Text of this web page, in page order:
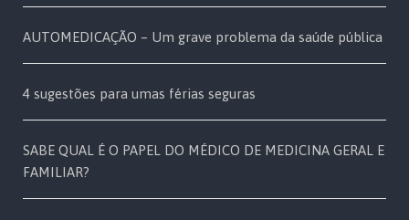
AUTOMEDICAÇÃO – Um grave problema da saúde pública
4 sugestões para umas férias seguras
SABE QUAL É O PAPEL DO MÉDICO DE MEDICINA GERAL E
FAMILIAR?